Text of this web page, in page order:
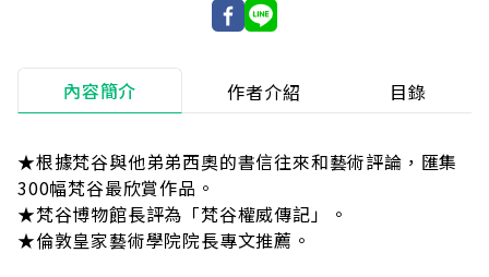
內容簡介 作者介紹 目錄
★根據梵谷與他弟弟西奧的書信往來和藝術評論，匯集
300幅梵谷最欣賞作品。
★梵谷博物館長評為「梵谷權威傳記」。
★倫敦皇家藝術學院院長專文推薦。